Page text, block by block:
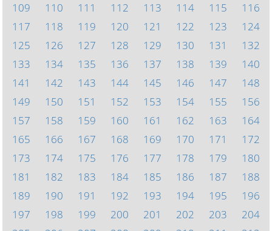
109
110 111 112 113 114 115
116
117
118 119 120 121 122 123
124
125
126 127 128 129 130 131
132
133
134 135 136 137 138 139
140
141
142 143 144 145 146 147
148
149
150 151 152 153 154 155
156
157
158 159 160 161 162 163
164
165
166 167 168 169 170 171
172
173
174 175 176 177 178 179
180
181
182 183 184 185 186 187
188
189
190 191 192 193 194 195
196
197
198 199 200 201 202 203
204